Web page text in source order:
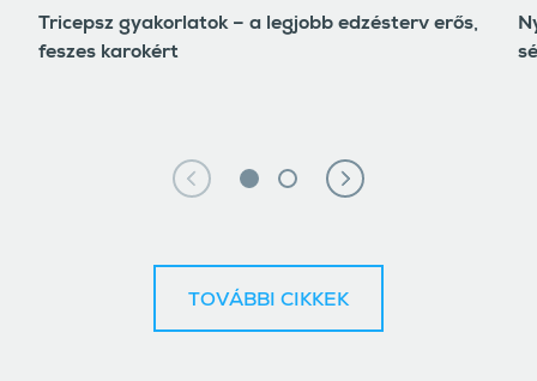
Tricepsz gyakorlatok – a legjobb edzésterv erős,
feszes karokért
TOVÁBBI CIKKEK